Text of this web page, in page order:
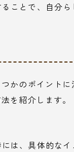
ことで、自分
かのポイント
を紹介します。
は、具体的な